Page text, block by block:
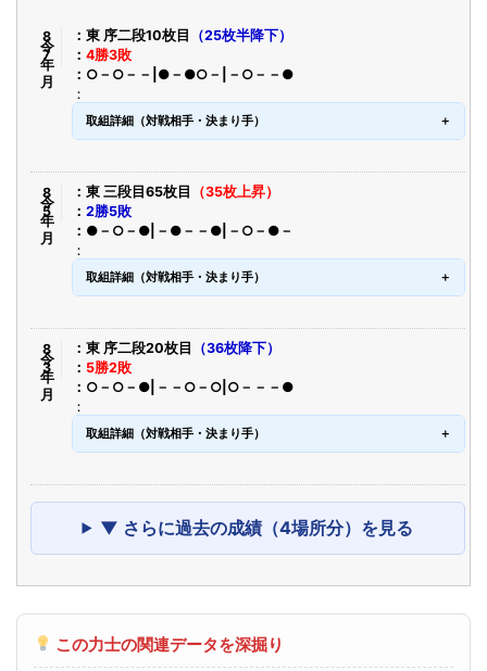
令8年7月 東 序二段10枚目
（25枚半降下）
4勝3敗
○－○－－|●－●○－|－○－－●
取組詳細（対戦相手・決まり手）
令8年5月 東 三段目65枚目
（35枚上昇）
2勝5敗
●－○－●|－●－－●|－○－●－
取組詳細（対戦相手・決まり手）
令8年3月 東 序二段20枚目
（36枚降下）
5勝2敗
○－○－●|－－○－○|○－－－●
取組詳細（対戦相手・決まり手）
▼ さらに過去の成績（4場所分）を見る
この力士の関連データを深掘り